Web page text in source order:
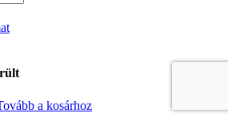
a kosárhoz